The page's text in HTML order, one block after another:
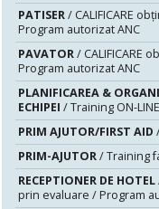
PATISER/ CALIFICARE
Program autorizat ANC
PAVATOR/ CALIFICARE
Program autorizat ANC
PLANIFICAREA &
ECHIPEI / Training ON-LINE
PRIM AJUTOR/FIRST AID
PRIM-AJUTOR/ Training
RECEPTIONER DE HOTEL
prin evaluare / Program